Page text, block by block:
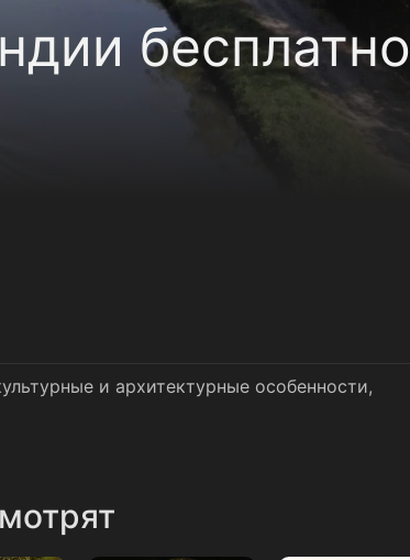
бесплатно
и архитектурные особенности,